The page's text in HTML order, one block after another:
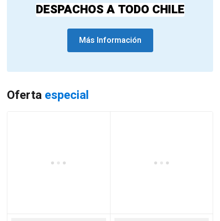
DESPACHOS A TODO CHILE
Más Información
Oferta especial